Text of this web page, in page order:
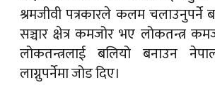
श्रमजीवी पत्रकारले कलम चलाउनुपर्ने
सञ्चार क्षेत्र कमजोर भए लोकतन्त्र
लोकतन्त्रलाई बलियो बनाउन
लाग्नुपर्नेमा जोड दिए।